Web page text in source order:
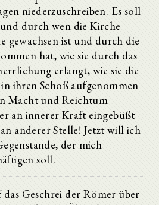
niederzuschreiben. Es soll
durch wen die Kirche
gewachsen ist und durch die
hat, wie sie durch das
erlangt, wie sie die
ihren Schoß aufgenommen
Macht und Reichtum
an innerer Kraft eingebüßt
anderer Stelle! Jetzt will ich
der mich
soll.
Geschrei der Römer über